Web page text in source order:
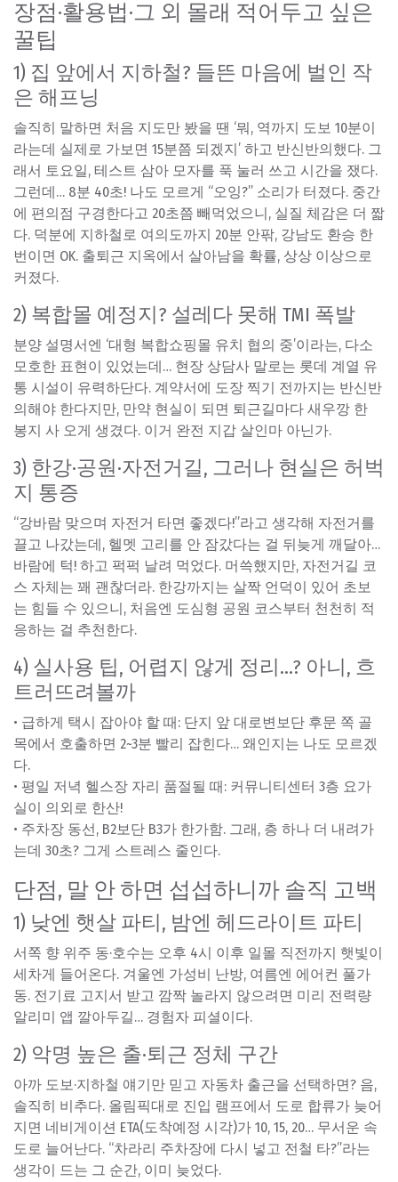
장점·활용법·그 외 몰래 적어두고 싶은
꿀팁
1) 집 앞에서 지하철? 들뜬 마음에 벌인 작
은 해프닝
솔직히 말하면 처음 지도만 봤을 땐 ‘뭐, 역까지 도보 10분이
라는데 실제로 가보면 15분쯤 되겠지’ 하고 반신반의했다. 그
래서 토요일, 테스트 삼아 모자를 푹 눌러 쓰고 시간을 쟀다.
그런데… 8분 40초! 나도 모르게 “오잉?” 소리가 터졌다. 중간
에 편의점 구경한다고 20초쯤 빼먹었으니, 실질 체감은 더 짧
다. 덕분에 지하철로 여의도까지 20분 안팎, 강남도 환승 한
번이면 OK. 출퇴근 지옥에서 살아남을 확률, 상상 이상으로
커졌다.
2) 복합몰 예정지? 설레다 못해 TMI 폭발
분양 설명서엔 ‘대형 복합쇼핑몰 유치 협의 중’이라는, 다소
모호한 표현이 있었는데… 현장 상담사 말로는 롯데 계열 유
통 시설이 유력하단다. 계약서에 도장 찍기 전까지는 반신반
의해야 한다지만, 만약 현실이 되면 퇴근길마다 새우깡 한
봉지 사 오게 생겼다. 이거 완전 지갑 살인마 아닌가.
3) 한강·공원·자전거길, 그러나 현실은 허벅
지 통증
“강바람 맞으며 자전거 타면 좋겠다!”라고 생각해 자전거를
끌고 나갔는데, 헬멧 고리를 안 잠갔다는 걸 뒤늦게 깨달아…
바람에 턱! 하고 퍽퍽 날려 먹었다. 머쓱했지만, 자전거길 코
스 자체는 꽤 괜찮더라. 한강까지는 살짝 언덕이 있어 초보
는 힘들 수 있으니, 처음엔 도심형 공원 코스부터 천천히 적
응하는 걸 추천한다.
4) 실사용 팁, 어렵지 않게 정리…? 아니, 흐
트러뜨려볼까
• 급하게 택시 잡아야 할 때: 단지 앞 대로변보단 후문 쪽 골
목에서 호출하면 2~3분 빨리 잡힌다… 왜인지는 나도 모르겠
다.
• 평일 저녁 헬스장 자리 품절될 때: 커뮤니티센터 3층 요가
실이 의외로 한산!
• 주차장 동선, B2보단 B3가 한가함. 그래, 층 하나 더 내려가
는데 30초? 그게 스트레스 줄인다.
단점, 말 안 하면 섭섭하니까 솔직 고백
1) 낮엔 햇살 파티, 밤엔 헤드라이트 파티
서쪽 향 위주 동·호수는 오후 4시 이후 일몰 직전까지 햇빛이
세차게 들어온다. 겨울엔 가성비 난방, 여름엔 에어컨 풀가
동. 전기료 고지서 받고 깜짝 놀라지 않으려면 미리 전력량
알리미 앱 깔아두길… 경험자 피셜이다.
2) 악명 높은 출·퇴근 정체 구간
아까 도보·지하철 얘기만 믿고 자동차 출근을 선택하면? 음,
솔직히 비추다. 올림픽대로 진입 램프에서 도로 합류가 늦어
지면 네비게이션 ETA(도착예정 시각)가 10, 15, 20… 무서운 속
도로 늘어난다. “차라리 주차장에 다시 넣고 전철 타?”라는
생각이 드는 그 순간, 이미 늦었다.